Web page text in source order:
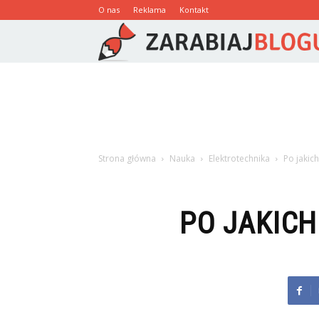
O nas Reklama Kontakt
Strona główna Nauka Elektrotechnika Po
PO